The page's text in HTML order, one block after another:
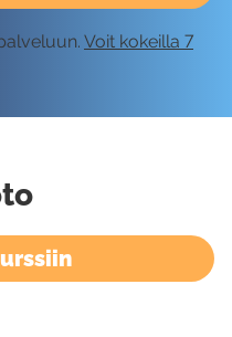
Voit kokeilla 7